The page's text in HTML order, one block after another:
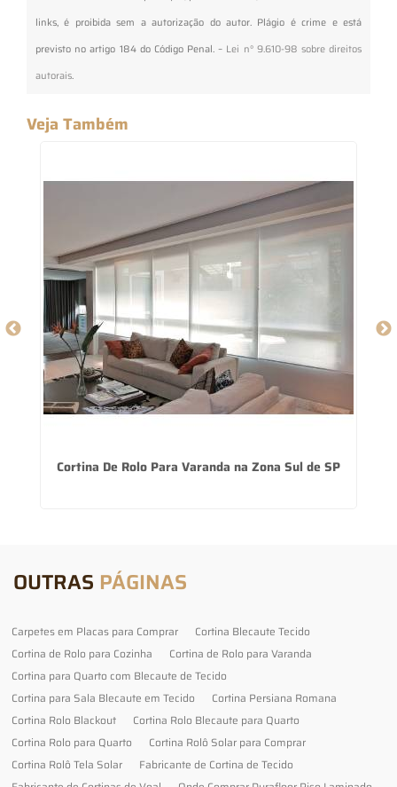
links, é proibida sem a autorização do autor. Plágio é crime e está
previsto no artigo 184 do Código Penal. – Lei n° 9.610-98 sobre direitos
autorais.
Veja Também
Cortina De Rolo Para Varanda na Zona Sul de SP
OUTRAS PÁGINAS
Carpetes em Placas para Comprar
Cortina Blecaute Tecido
Cortina de Rolo para Cozinha
Cortina de Rolo para Varanda
Cortina para Quarto com Blecaute de Tecido
Cortina para Sala Blecaute em Tecido
Cortina Persiana Romana
Cortina Rolo Blackout
Cortina Rolo Blecaute para Quarto
Cortina Rolo para Quarto
Cortina Rolô Solar para Comprar
Cortina Rolô Tela Solar
Fabricante de Cortina de Tecido